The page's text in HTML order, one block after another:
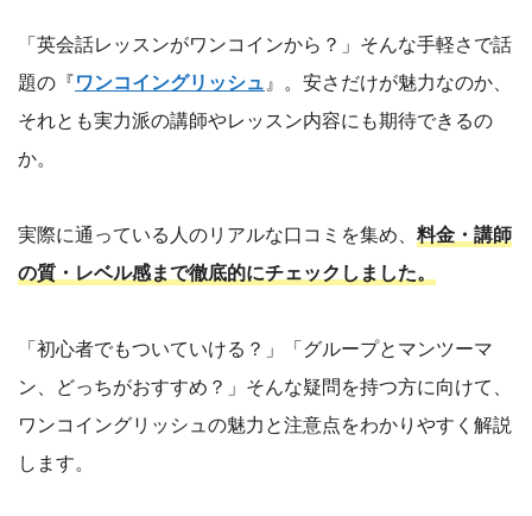
「英会話レッスンがワンコインから？」そんな手軽さで話
題の『ワンコイングリッシュ』。安さだけが魅力なのか、
それとも実力派の講師やレッスン内容にも期待できるの
か。
実際に通っている人のリアルな口コミを集め、 料金・講師
の質・レベル感まで徹底的にチェックしました。
「初心者でもついていける？」「グループとマンツーマ
ン、どっちがおすすめ？」そんな疑問を持つ方に向けて、
ワンコイングリッシュの魅力と注意点をわかりやすく解説
します。